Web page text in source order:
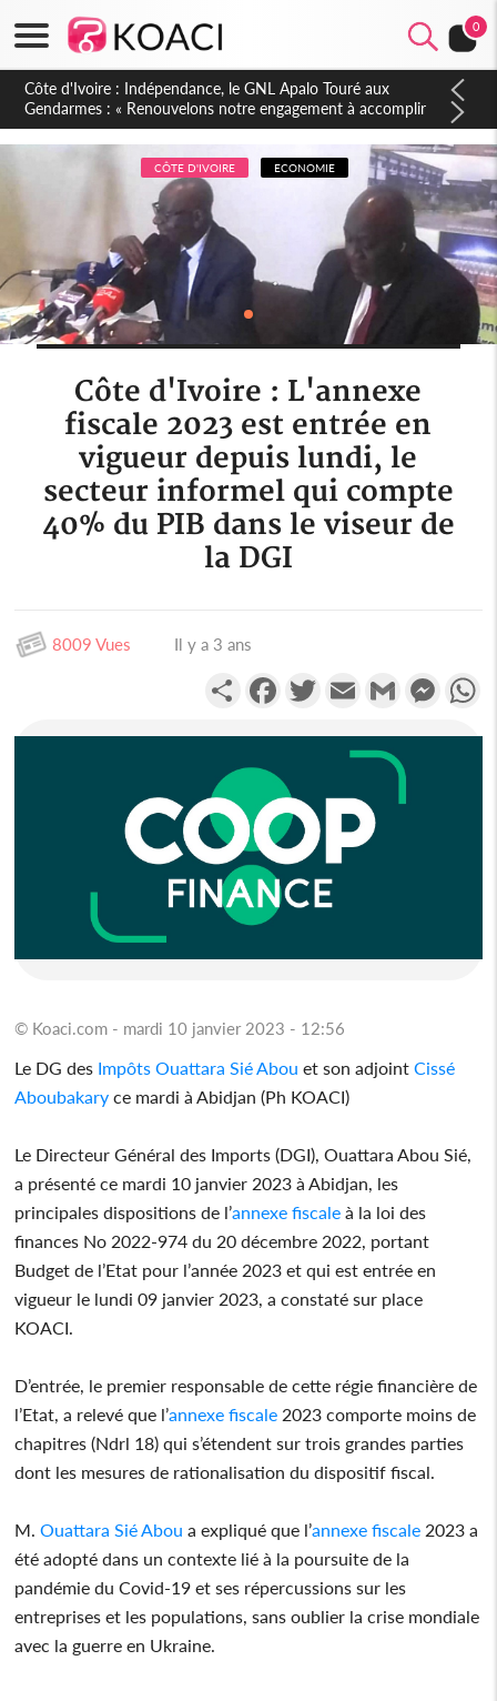
0
Sierra Leone : Un projet de réforme constitutionnelle en
gestation, points clés des amendements, un exclu d'avance
CÔTE D'IVOIRE ECONOMIE
Côte d'Ivoire : L'annexe
fiscale 2023 est entrée en
vigueur depuis lundi, le
secteur informel qui compte
40% du PIB dans le viseur de
la DGI
8009 Vues Il y a 3 ans
PartagerFacebookTwitterEmail Gmail
© Koaci.com - mardi 10 janvier 2023 - 12:56
Le DG des Impôts Ouattara Sié Abou et son adjointCissé
Aboubakary ce mardi à Abidjan (Ph KOACI)
Le Directeur Général des Imports (DGI), Ouattara Abou Sié,
a présenté ce mardi 10 janvier 2023 à Abidjan, les
principales dispositions de l’annexe fiscale à la loi des
finances No 2022-974 du 20 décembre 2022, portant
Budget de l’Etat pour l’année 2023 et qui est entrée en
vigueur le lundi 09 janvier 2023, a constaté sur place
KOACI.
D’entrée, le premier responsable de cette régie financière de
l’Etat, a relevé que l’annexe fiscale 2023 comporte moins de
chapitres (Ndrl 18) qui s’étendent sur trois grandes parties
dont les mesures de rationalisation du dispositif fiscal.
M.Ouattara Sié Abou a expliqué que l’annexe fiscale 2023 a
été adopté dans un contexte lié à la poursuite de la
pandémie du Covid-19 et ses répercussions sur les
entreprises et les populations, sans oublier la crise mondiale
avec la guerre en Ukraine.